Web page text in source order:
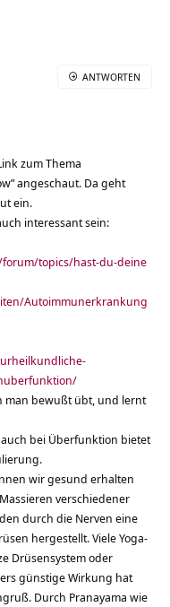
zum Thema
angeschaut. Da geht
ein.
interessant sein:
topics/hast-du-deine
Autoimmunerkrankung
man bewußt übt, und lernt
bei Überfunktion bietet
wir gesund erhalten
verschiedener
durch die Nerven eine
hergestellt. Viele Yoga-
Drüsensystem oder
günstige Wirkung hat
Durch Pranayama wie
ANTWORTEN